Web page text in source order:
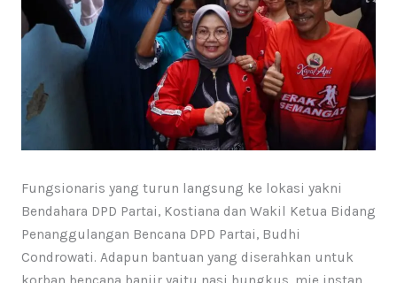
Fungsionaris yang turun langsung ke lokasi yakni
Bendahara DPD Partai, Kostiana dan Wakil Ketua Bidang
Penanggulangan Bencana DPD Partai, Budhi
Condrowati. Adapun bantuan yang diserahkan untuk